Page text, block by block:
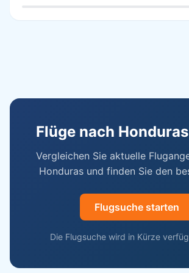
Flüge nach
Vergleichen Sie aktuelle
Honduras und finden Sie den
Flugsuche starten
Die Flugsuche wird in Kürze